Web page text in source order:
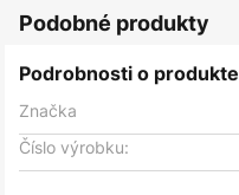
Podobné produkty
Podrobnosti o produkte
Značka
Číslo výrobku: